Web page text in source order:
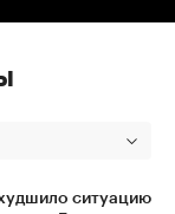
ситуацию